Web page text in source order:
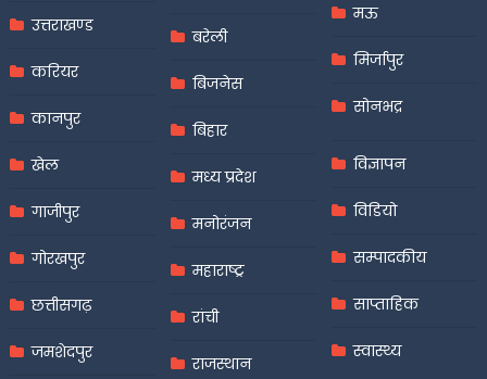
उत्तराखण्ड
करियर
कानपुर
खेल
गाजीपुर
गोरखपुर
छत्तीसगढ़
जमशेदपुर
बरेली
बिजनेस
बिहार
मध्य प्रदेश
मनोरंजन
महाराष्ट्र
रांची
राजस्थान
मऊ
मिर्जापुर
सोनभद्र
विज्ञापन
विडियो
सम्पादकीय
साप्ताहिक
स्वास्थ्य